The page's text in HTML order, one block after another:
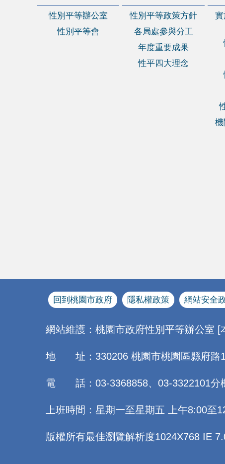
性別平等辦公室
性別平等會
性別平等政策方針
各局處參與分工
年度重要成果
性平四大理念
回到桃園市政府 隱私權政策 網站安全
網站維護：桃園市政府性別平等辦公室
地 址：330206 桃園市桃園區縣府路
電 話：03-3368858、03-3322101分
上班時間：星期一至星期五 上午8:00至
版權所有最佳瀏覽解析度1024X768 IE